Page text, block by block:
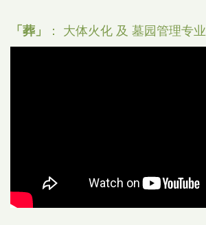
「葬」 ： 大体火化 及 墓园管理专业